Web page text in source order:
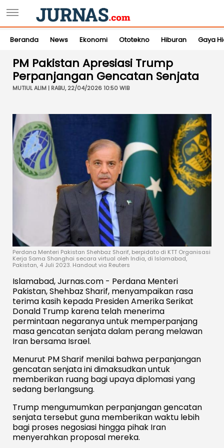
Beranda News Ekonomi Ototekno Hiburan Gaya
PM Pakistan Apresiasi Trump
Perpanjangan Gencatan Senjata
MUTIUL ALIM | RABU, 22/04/2026 10:50 WIB
Perdana Menteri Pakistan Shehbaz Sharif, berpidato di KTT Organisasi
Kerja Sama Shanghai secara virtual oleh India, di Islamabad,
Pakistan, 4 Juli 2023. Handout via Reuters
Islamabad, Jurnas.com - Perdana Menteri
Pakistan, Shehbaz Sharif, menyampaikan rasa
terima kasih kepada Presiden Amerika Serikat
Donald Trump karena telah menerima
permintaan negaranya untuk memperpanjang
masa gencatan senjata dalam perang melawan
Iran bersama Israel.
Menurut PM Sharif menilai bahwa perpanjangan
gencatan senjata ini dimaksudkan untuk
memberikan ruang bagi upaya diplomasi yang
sedang berlangsung.
Trump mengumumkan perpanjangan gencatan
senjata tersebut guna memberikan waktu lebih
bagi proses negosiasi hingga pihak Iran
menyerahkan proposal mereka.